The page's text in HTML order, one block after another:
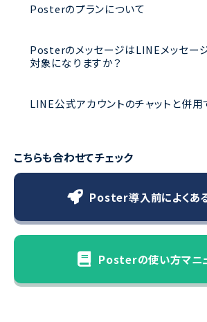
Posterのプランについて
PosterのメッセージはLINEメッセー
対象になりますか？
LINE公式アカウントのチャットと併用
こちらも合わせてチェック
Poster導入前によくあ
Posterの使い方マニ